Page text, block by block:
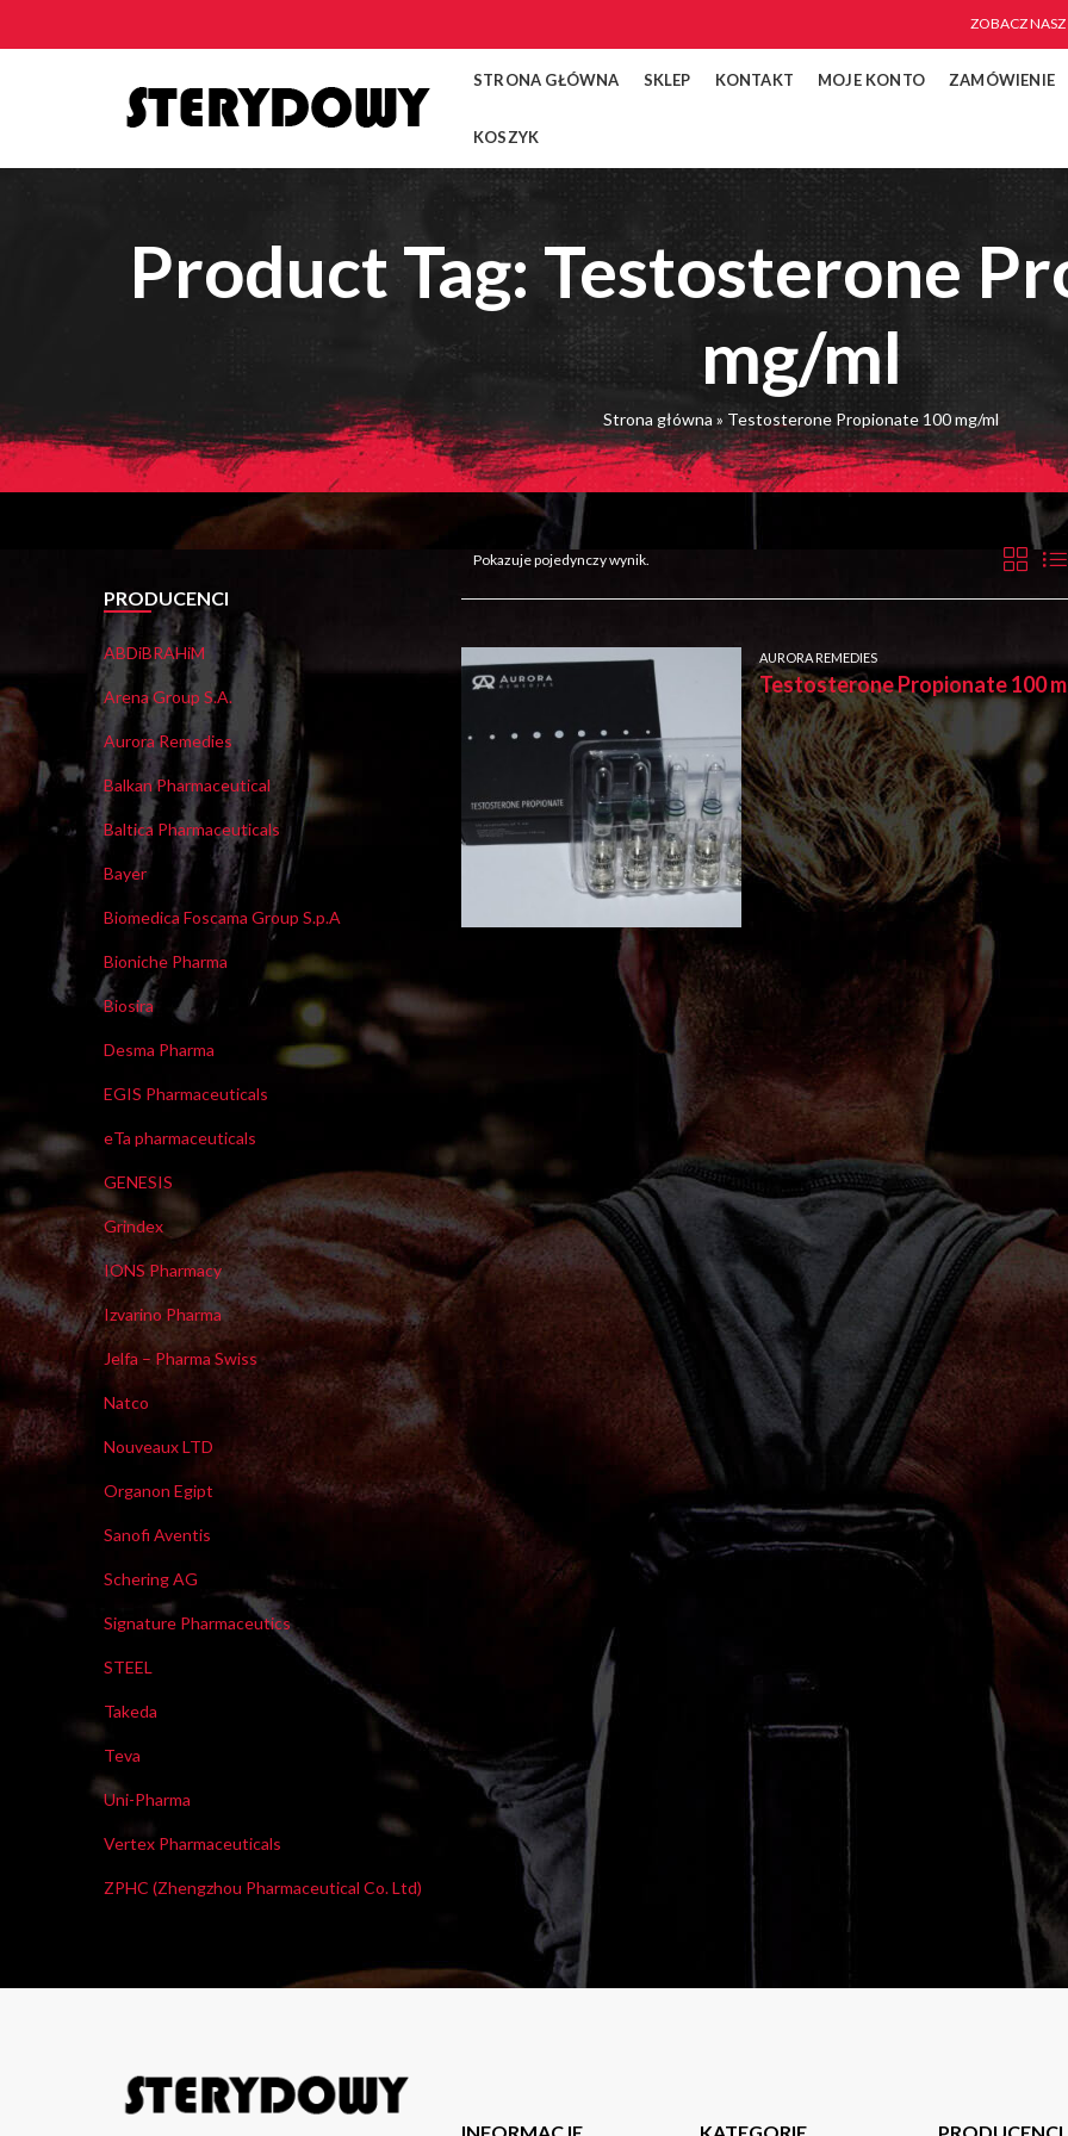
ZOBACZ
STRONA GŁÓWNA SKLEP KONTAKT MOJE KONTO ZAMÓWIENIE
KOSZYK
Product Tag: Testosterone
mg/ml
Strona główna » Testosterone Propionate 100 mg/ml
Pokazuje pojedynczy wynik.
AURORA REMEDIES
Testosterone Propionate 100
PRODUCENCI
ABDiBRAHiM
Arena Group S.A.
Aurora Remedies
Balkan Pharmaceutical
Baltica Pharmaceuticals
Bayer
Biomedica Foscama Group S.p.A
Bioniche Pharma
Biosira
Desma Pharma
EGIS Pharmaceuticals
eTa pharmaceuticals
GENESIS
Grindex
IONS Pharmacy
Izvarino Pharma
Jelfa – Pharma Swiss
Natco
Nouveaux LTD
Organon Egipt
Sanofi Aventis
Schering AG
Signature Pharmaceutics
STEEL
Takeda
Teva
Uni-Pharma
Vertex Pharmaceuticals
ZPHC (Zhengzhou Pharmaceutical Co. Ltd)